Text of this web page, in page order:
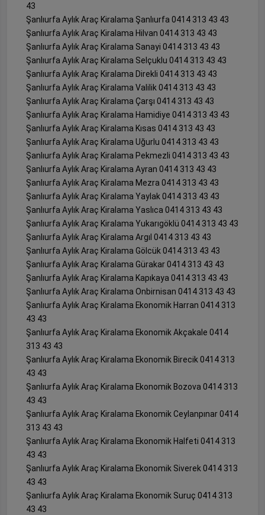
43
Şanlıurfa Aylık Araç Kiralama Şanlıurfa 0414 313 43 43
Şanlıurfa Aylık Araç Kiralama Hilvan 0414 313 43 43
Şanlıurfa Aylık Araç Kiralama Sanayi 0414 313 43 43
Şanlıurfa Aylık Araç Kiralama Selçuklu 0414 313 43 43
Şanlıurfa Aylık Araç Kiralama Direkli 0414 313 43 43
Şanlıurfa Aylık Araç Kiralama Valilik 0414 313 43 43
Şanlıurfa Aylık Araç Kiralama Çarşı 0414 313 43 43
Şanlıurfa Aylık Araç Kiralama Hamidiye 0414 313 43 43
Şanlıurfa Aylık Araç Kiralama Kısas 0414 313 43 43
Şanlıurfa Aylık Araç Kiralama Uğurlu 0414 313 43 43
Şanlıurfa Aylık Araç Kiralama Pekmezli 0414 313 43 43
Şanlıurfa Aylık Araç Kiralama Ayran 0414 313 43 43
Şanlıurfa Aylık Araç Kiralama Mezra 0414 313 43 43
Şanlıurfa Aylık Araç Kiralama Yaylak 0414 313 43 43
Şanlıurfa Aylık Araç Kiralama Yaslıca 0414 313 43 43
Şanlıurfa Aylık Araç Kiralama Yukarıgöklü 0414 313 43 43
Şanlıurfa Aylık Araç Kiralama Argıl 0414 313 43 43
Şanlıurfa Aylık Araç Kiralama Gölcük 0414 313 43 43
Şanlıurfa Aylık Araç Kiralama Gürakar 0414 313 43 43
Şanlıurfa Aylık Araç Kiralama Kapıkaya 0414 313 43 43
Şanlıurfa Aylık Araç Kiralama Onbirnisan 0414 313 43 43
Şanlıurfa Aylık Araç Kiralama Ekonomik Harran 0414 313
43 43
Şanlıurfa Aylık Araç Kiralama Ekonomik Akçakale 0414
313 43 43
Şanlıurfa Aylık Araç Kiralama Ekonomik Birecik 0414 313
43 43
Şanlıurfa Aylık Araç Kiralama Ekonomik Bozova 0414 313
43 43
Şanlıurfa Aylık Araç Kiralama Ekonomik Ceylanpınar 0414
313 43 43
Şanlıurfa Aylık Araç Kiralama Ekonomik Halfeti 0414 313
43 43
Şanlıurfa Aylık Araç Kiralama Ekonomik Siverek 0414 313
43 43
Şanlıurfa Aylık Araç Kiralama Ekonomik Suruç 0414 313
43 43